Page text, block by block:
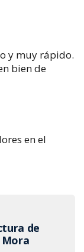
y muy rápido.
bien de
en el
de